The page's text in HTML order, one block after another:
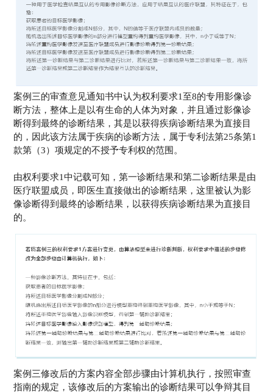
案例三的审查意见通知书中认为权利要求1至8的专用影像诊
断方法，整体上是以有生命的人体为对象，并且通过影像诊
断得到最终的诊断结果，其是以获得疾病诊断结果为直接目
的，因此该方法属于疾病的诊断方法，属于专利法第25条第1
款第（3）项规定的不授予专利权的范围。
由权利要求1中记载可知，第一诊断结果和第二诊断结果是由
医疗联盟成员，即医生直接做出的诊断结果，这里被认为影
像诊断得到最终的诊断结果，以获得疾病诊断结果为直接目
的。
案例三修改后的方案内容全部步骤由计算机执行，按照审查
指南的规定，该修改后的方案输出的诊断结果可以争辩其目